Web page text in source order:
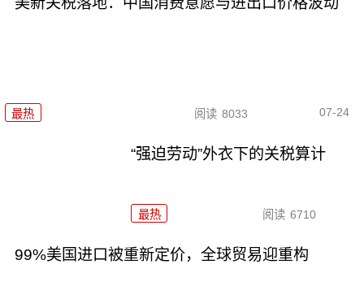
最热 阅读 8033 07-24
“强迫劳动”外衣下的关税算计
最热 阅读 6710
99%美国进口被重新定价，全球贸易迎重构